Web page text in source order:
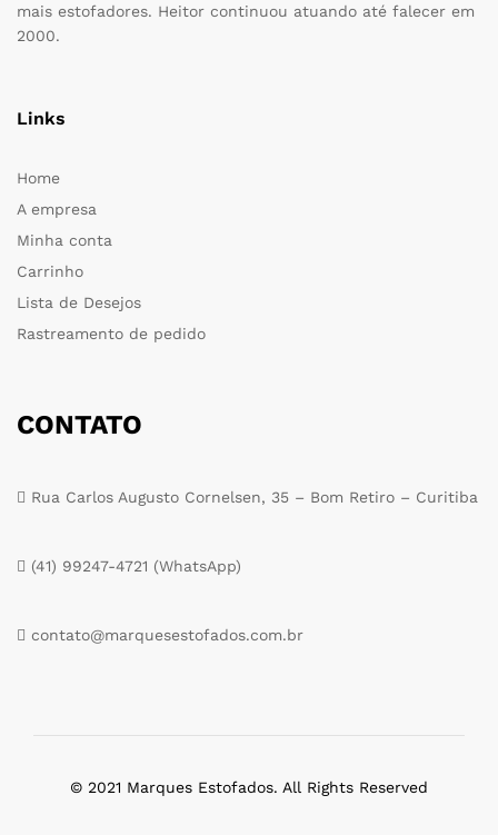
mais estofadores. Heitor continuou atuando até falecer em
2000.
Links
Home
A empresa
Minha conta
Carrinho
Lista de Desejos
Rastreamento de pedido
CONTATO
Rua Carlos Augusto Cornelsen, 35 – Bom Retiro – Curitiba
(41) 99247-4721 (WhatsApp)
contato@marquesestofados.com.br
© 2021 Marques Estofados. All Rights Reserved